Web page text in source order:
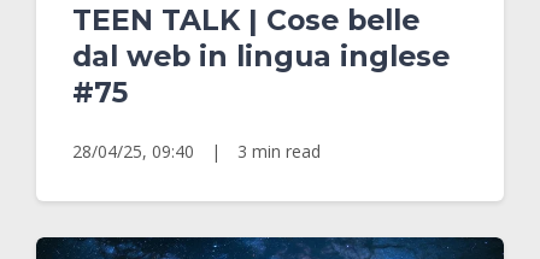
TEEN TALK | Cose belle
dal web in lingua inglese
#75
28/04/25, 09:40 | 3 min read